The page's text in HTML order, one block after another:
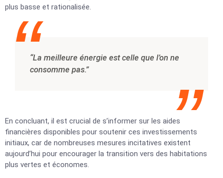
plus basse et rationalisée.
“La meilleure énergie est celle que l’on ne
consomme pas.”
En concluant, il est crucial de s’informer sur les aides
financières disponibles pour soutenir ces investissements
initiaux, car de nombreuses mesures incitatives existent
aujourd’hui pour encourager la transition vers des habitations
plus vertes et économes.